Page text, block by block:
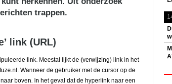
trappen.
link (URL)
link. Meestal lijkt de (verwijzing) link in het
Wanneer de gebruiker met de cursor op de
boven. In het geval dat de hyperlink naar een